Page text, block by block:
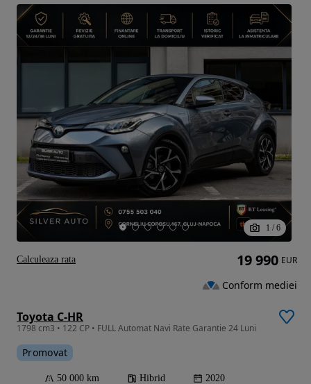
1 / 6
Toyota C-HR
1798 cm3 • 122 CP • FULL Automat Navi Rate Garantie 24 Luni
Promovat
50 000 km Hibrid 2020
19 990 EUR
Conform mediei
Calculeaza rata